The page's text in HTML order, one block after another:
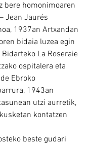
bere homonimoaren
Jean Jaurés
1937an Artxandan
bidaia luzea egin
La Roseraie
ospitalera eta
Ebroko
1943an
utzi aurretik,
kontatzen
beste gudari